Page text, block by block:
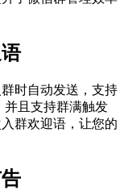
时自动发送，支持
并且支持群满触发
群欢迎语，让您的